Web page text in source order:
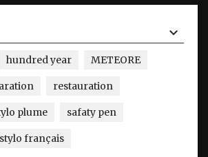
hundred year METEORE
restauration
plume safaty pen
stylo français